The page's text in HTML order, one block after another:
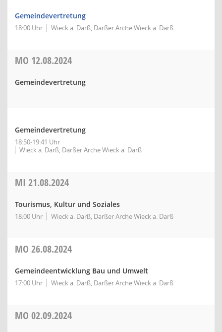
Gemeindevertretung
18:00 Uhr Wieck a. Darß, Darßer Arche Wieck a. Darß
MO 12.08.2024
Gemeindevertretung
Gemeindevertretung
18:50-19:41 Uhr
Wieck a. Darß, Darßer Arche Wieck a. Darß
MI 21.08.2024
Tourismus, Kultur und Soziales
18:00 Uhr Wieck a. Darß, Darßer Arche Wieck a. Darß
MO 26.08.2024
Gemeindeentwicklung Bau und Umwelt
17:00 Uhr Wieck a. Darß, Darßer Arche Wieck a. Darß
MO 02.09.2024